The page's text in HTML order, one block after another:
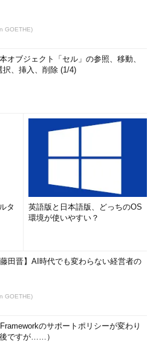
GOETHE)
オブジェクト「セル」の参照、移動、
択、挿入、削除 (1/4)
タ
英語版と日本語版、どっちのOS
環境が使いやすい？
藤田晋】AI時代でも変わらない経営者の
GOETHE)
のサポートポリシーが変わり
ですが……）